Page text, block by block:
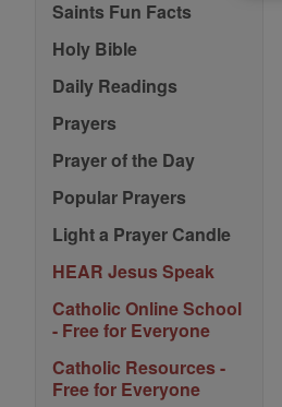
Saints Fun Facts
Holy Bible
Daily Readings
Prayers
Prayer of the Day
Popular Prayers
Light a Prayer Candle
HEAR Jesus Speak
Catholic Online School
- Free for Everyone
Catholic Resources -
Free for Everyone